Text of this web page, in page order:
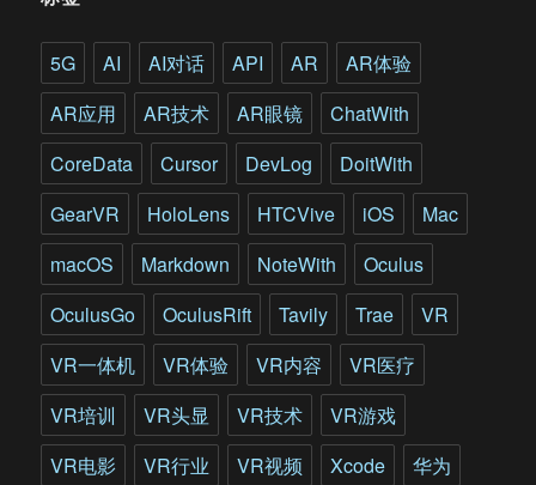
一
体
机
Vive
Focus
Plus
5G AI AI对话 API AR
AR体验
AR应用
AR技术 AR眼镜
ChatWith
CoreData
Cursor DevLog
DoitWith
GearVR
HoloLens HTCVive iOS
Mac
macOS
Markdown NoteWith
Oculus
OculusGo
OculusRift Tavily Trae
VR
VR一体机
VR体验 VR内容
VR医疗
VR培训
VR头显 VR技术
VR游戏
VR电影
VR行业 VR视频 Xcode
华为